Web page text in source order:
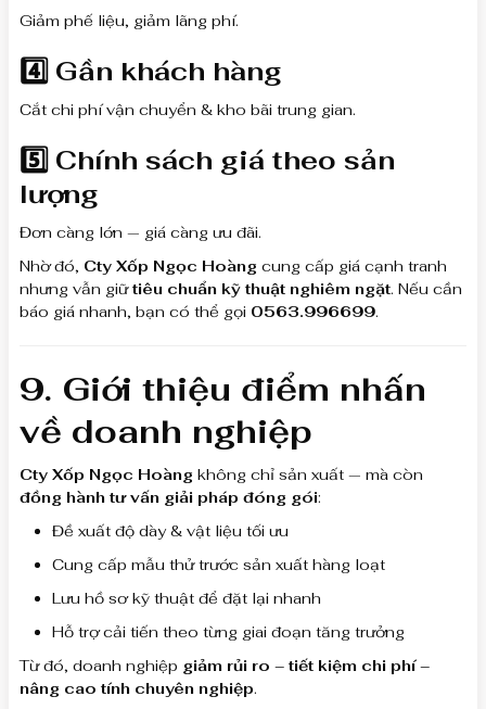
Giảm phế liệu, giảm lãng phí.
4️⃣ Gần khách hàng
Cắt chi phí vận chuyển & kho bãi trung gian.
5️⃣ Chính sách giá theo sản
lượng
Đơn càng lớn — giá càng ưu đãi.
Nhờ đó, Cty Xốp Ngọc Hoàng cung cấp giá cạnh tranh
nhưng vẫn giữtiêu chuẩn kỹ thuật nghiêm ngặt. Nếu cần
báo giá nhanh, bạn có thể gọi 0563.996699.
9. Giới thiệu điểm nhấn
về doanh nghiệp
Cty Xốp Ngọc Hoàng không chỉ sản xuất — mà còn
đồng hành tư vấn giải pháp đóng gói:
Đề xuất độ dày & vật liệu tối ưu
Cung cấp mẫu thử trước sản xuất hàng loạt
Lưu hồ sơ kỹ thuật để đặt lại nhanh
Hỗ trợ cải tiến theo từng giai đoạn tăng trưởng
Từ đó, doanh nghiệp giảm rủi ro – tiết kiệm chi phí –
nâng cao tính chuyên nghiệp.